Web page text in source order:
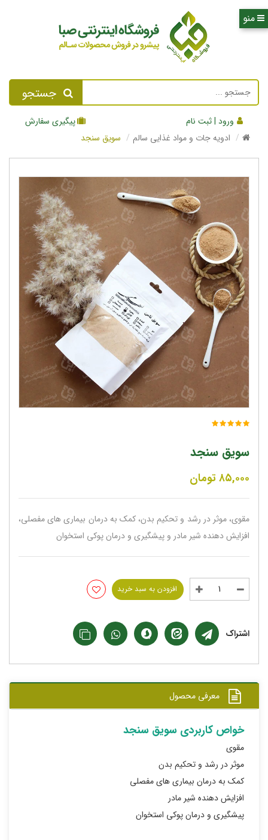
جستجو
ورود | ثبت نام
پیگیری سفارش
ادویه جات و مواد غذایی سالم
سویق سنجد
سویق سنجد
۸۵,۰۰۰تومان
مقوی، موثر در رشد و تحکیم بدن، کمک به درمان بیماری های مفصلی،
افزایش دهنده شیر مادر و پیشگیری و درمان پوکی استخوان
افزودن به سبد خرید
اشتراک
معرفی محصول
خواص کاربردی سویق سنجد
مقوی
موثر در رشد و تحکیم بدن
کمک به درمان بیماری های مفصلی
افزایش دهنده شیر مادر
پیشگیری و درمان پوکی استخوان